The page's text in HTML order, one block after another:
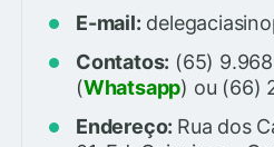
E-mail:
Contatos: (65)
(Whatsapp) ou (66)
Endereço: Rua dos